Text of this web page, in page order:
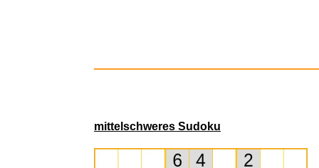
mittelschweres Sudoku